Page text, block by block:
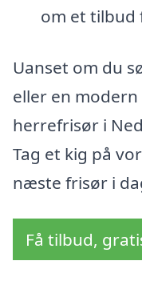
om et tilbud
Uanset om du
eller en
herrefrisør i
Tag et kig på
næste frisør i
Få tilbud,